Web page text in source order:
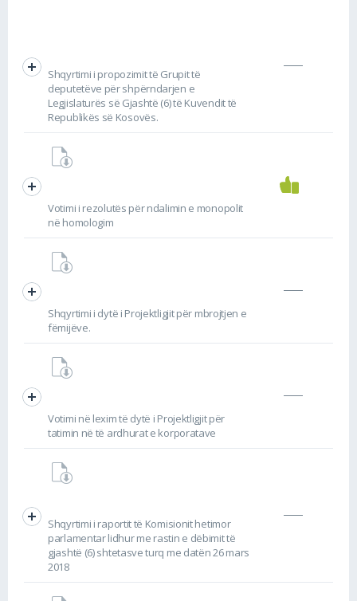
Shqyrtimi i propozimit të Grupit të
deputetëve për shpërndarjen e
Legjislaturës së Gjashtë (6) të Kuvendit të
Republikës së Kosovës.
Votimi i rezolutës për ndalimin e monopolit
në homologim
Shqyrtimi i dytë i Projektligjit për mbrojtjen e
fëmijëve.
Votimi në lexim të dytë i Projektligjit për
tatimin në të ardhurat e korporatave
Shqyrtimi i raportit të Komisionit hetimor
parlamentar lidhur me rastin e dëbimit të
gjashtë (6) shtetasve turq me datën 26 mars
2018